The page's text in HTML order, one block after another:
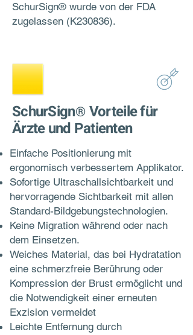
SchurSign® wurde von der FDA
zugelassen (K230836).
SchurSign® Vorteile für
Ärzte und Patienten
Einfache Positionierung mit
ergonomisch verbessertem Applikator.
Sofortige Ultraschallsichtbarkeit und
hervorragende Sichtbarkeit mit allen
Standard-Bildgebungstechnologien.
Keine Migration während oder nach
dem Einsetzen.
Weiches Material, das bei Hydratation
eine schmerzfreie Berührung oder
Kompression der Brust ermöglicht und
die Notwendigkeit einer erneuten
Exzision vermeidet
Leichte Entfernung durch